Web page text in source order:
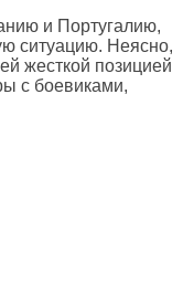
и Португалию,
ситуацию. Неясно,
жесткой позицией
с боевиками,